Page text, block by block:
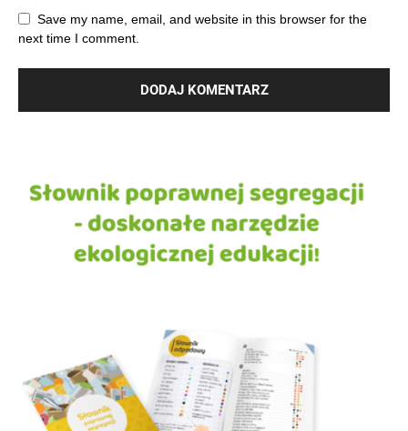
Save my name, email, and website in this browser for the
next time I comment.